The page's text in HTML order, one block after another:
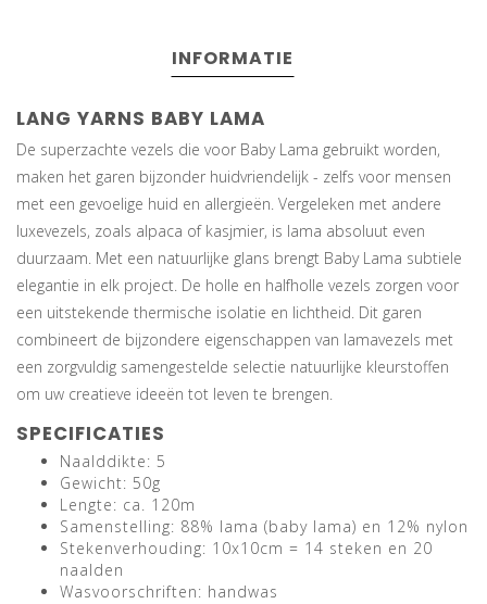
INFORMATIE
LANG YARNS BABY LAMA
De superzachte vezels die voor Baby Lama gebruikt worden,
maken het garen bijzonder huidvriendelijk - zelfs voor mensen
met een gevoelige huid en allergieën. Vergeleken met andere
luxevezels, zoals alpaca of kasjmier, is lama absoluut even
duurzaam. Met een natuurlijke glans brengt Baby Lama subtiele
elegantie in elk project. De holle en halfholle vezels zorgen voor
een uitstekende thermische isolatie en lichtheid. Dit garen
combineert de bijzondere eigenschappen van lamavezels met
een zorgvuldig samengestelde selectie natuurlijke kleurstoffen
om uw creatieve ideeën tot leven te brengen.
SPECIFICATIES
Naalddikte: 5
Gewicht: 50g
Lengte: ca. 120m
Samenstelling: 88% lama (baby lama) en 12% nylon
Stekenverhouding: 10x10cm = 14 steken en 20
naalden
Wasvoorschriften: handwas